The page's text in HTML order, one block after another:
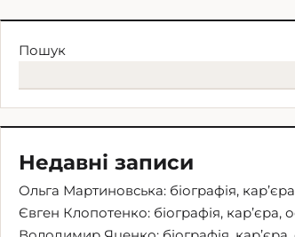
Пошук
Недавні записи
Ольга Мартиновська: біографія,
Євген Клопотенко: біографія, кар’єра,